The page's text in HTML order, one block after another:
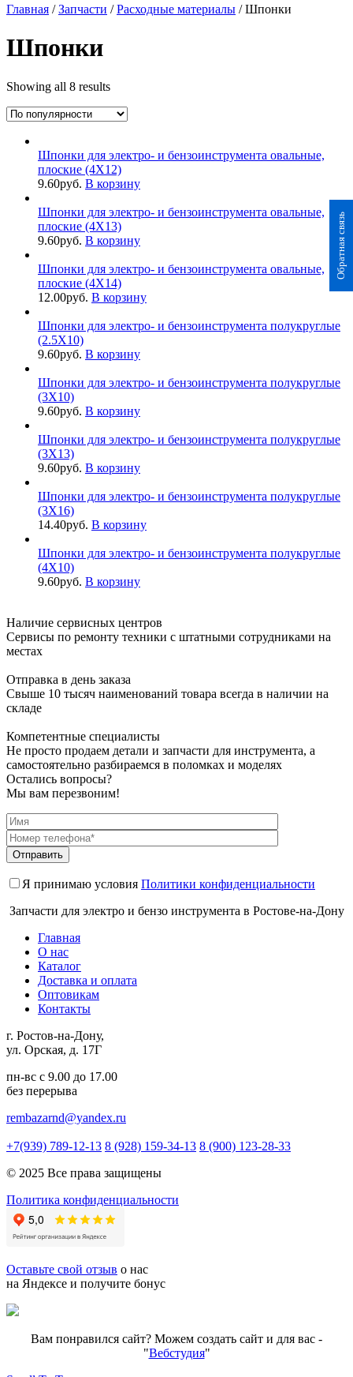
Обратная связь
Главная /Запчасти /Расходные материалы / Шпонки
Шпонки
Showing all 8 results
Шпонки для электро- и бензоинструмента овальные,
плоские (4X12)
9.60руб. В корзину
Шпонки для электро- и бензоинструмента овальные,
плоские (4X13)
9.60руб. В корзину
Шпонки для электро- и бензоинструмента овальные,
плоские (4X14)
12.00руб. В корзину
Шпонки для электро- и бензоинструмента полукруглые
(2.5X10)
9.60руб. В корзину
Шпонки для электро- и бензоинструмента полукруглые
(3X10)
9.60руб. В корзину
Шпонки для электро- и бензоинструмента полукруглые
(3X13)
9.60руб. В корзину
Шпонки для электро- и бензоинструмента полукруглые
(3X16)
14.40руб. В корзину
Шпонки для электро- и бензоинструмента полукруглые
(4X10)
9.60руб. В корзину
Наличие сервисных центров
Сервисы по ремонту техники с штатными сотрудниками на
местах
Отправка в день заказа
Свыше 10 тысяч наименований товара всегда в наличии на
складе
Компетентные специалисты
Не просто продаем детали и запчасти для инструмента, а
самостоятельно разбираемся в поломках и моделях
Остались вопросы?
Мы вам перезвоним!
Я принимаю условия Политики конфиденциальности
Запчасти для электро и бензо инструмента в Ростове-на-Дону
Главная
О нас
Каталог
Доставка и оплата
Оптовикам
Контакты
г. Ростов-на-Дону,
ул. Орская, д. 17Г
пн-вс с 9.00 до 17.00
без перерыва
rembazarnd@yandex.ru
+7(939) 789-12-13 8 (928) 159-34-13 8 (900) 123-28-33
© 2025 Все права защищены
Политика конфиденциальности
Оставьте свой отзыв о нас
на Яндексе и получите бонус
Вам понравился сайт? Можем создать сайт и для вас -
"Вебстудия"